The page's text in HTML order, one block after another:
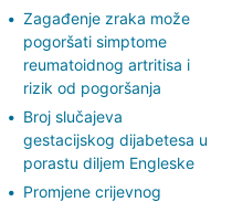
Zagađenje zraka može
pogoršati simptome
reumatoidnog artritisa i
rizik od pogoršanja
Broj slučajeva
gestacijskog dijabetesa u
porastu diljem Engleske
Promjene crijevnog